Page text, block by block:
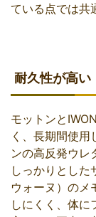
ている点では共
耐久性が高い
モットンと
く、長期間使用
ンの高反発ウレ
しっかりとした
ウォーヌ）のメ
しにくく、体に